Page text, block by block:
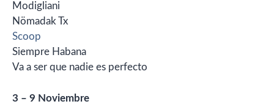
Modigliani
Nömadak Tx
Scoop
Siempre Habana
Va a ser que nadie es perfecto
3 – 9 Noviembre